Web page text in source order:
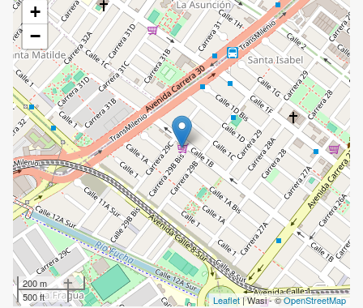
+
−
200 m
500 ft
Leaflet | Wasi - ©OpenStreetMap